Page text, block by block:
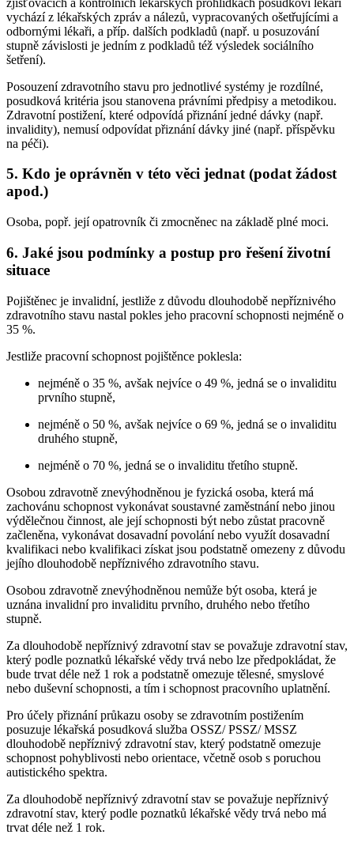
vychází z lékařských zpráv a nálezů, vypracovaných ošetřujícími a
odbornými lékaři, a příp. dalších podkladů (např. u posuzování
stupně závislosti je jedním z podkladů též výsledek sociálního
šetření).
Posouzení zdravotního stavu pro jednotlivé systémy je rozdílné,
posudková kritéria jsou stanovena právními předpisy a metodikou.
Zdravotní postižení, které odpovídá přiznání jedné dávky (např.
invalidity), nemusí odpovídat přiznání dávky jiné (např. příspěvku
na péči).
5. Kdo je oprávněn v této věci jednat (podat žádost
apod.)
Osoba, popř. její opatrovník či zmocněnec na základě plné moci.
6. Jaké jsou podmínky a postup pro řešení životní
situace
Pojištěnec je invalidní, jestliže z důvodu dlouhodobě nepříznivého
zdravotního stavu nastal pokles jeho pracovní schopnosti nejméně o
35 %.
Jestliže pracovní schopnost pojištěnce poklesla:
nejméně o 35 %, avšak nejvíce o 49 %, jedná se o invaliditu
prvního stupně,
nejméně o 50 %, avšak nejvíce o 69 %, jedná se o invaliditu
druhého stupně,
nejméně o 70 %, jedná se o invaliditu třetího stupně.
Osobou zdravotně znevýhodněnou je fyzická osoba, která má
zachovánu schopnost vykonávat soustavné zaměstnání nebo jinou
výdělečnou činnost, ale její schopnosti být nebo zůstat pracovně
začleněna, vykonávat dosavadní povolání nebo využít dosavadní
kvalifikaci nebo kvalifikaci získat jsou podstatně omezeny z důvodu
jejího dlouhodobě nepříznivého zdravotního stavu.
Osobou zdravotně znevýhodněnou nemůže být osoba, která je
uznána invalidní pro invaliditu prvního, druhého nebo třetího
stupně.
Za dlouhodobě nepříznivý zdravotní stav se považuje zdravotní stav,
který podle poznatků lékařské vědy trvá nebo lze předpokládat, že
bude trvat déle než 1 rok a podstatně omezuje tělesné, smyslové
nebo duševní schopnosti, a tím i schopnost pracovního uplatnění.
Pro účely přiznání průkazu osoby se zdravotním postižením
posuzuje lékařská posudková služba OSSZ/ PSSZ/ MSSZ
dlouhodobě nepříznivý zdravotní stav, který podstatně omezuje
schopnost pohyblivosti nebo orientace, včetně osob s poruchou
autistického spektra.
Za dlouhodobě nepříznivý zdravotní stav se považuje nepříznivý
zdravotní stav, který podle poznatků lékařské vědy trvá nebo má
trvat déle než 1 rok.